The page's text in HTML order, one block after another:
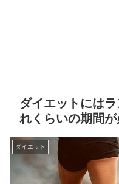
ダイエットには
れくらいの期間
ダイエット